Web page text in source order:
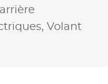
Volant